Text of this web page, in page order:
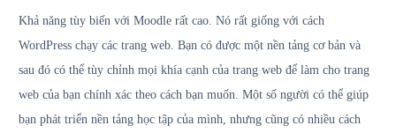
Khả năng tùy biến với Moodle rất cao. Nó rất giống với cách
WordPress chạy các trang web. Bạn có được một nền tảng cơ bản và
sau đó có thể tùy chỉnh mọi khía cạnh của trang web để làm cho trang
web của bạn chính xác theo cách bạn muốn. Một số người có thể giúp
bạn phát triển nền tảng học tập của mình, nhưng cũng có nhiều cách